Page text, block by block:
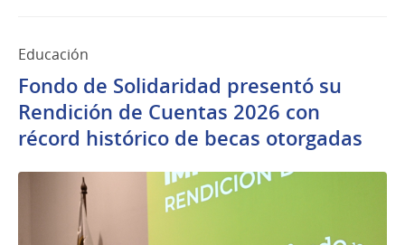
Educación
Fondo de Solidaridad presentó su
Rendición de Cuentas 2026 con
récord histórico de becas otorgadas